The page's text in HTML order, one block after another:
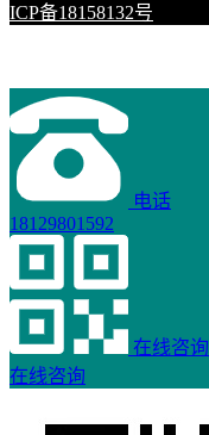
ICP备18158132号
电话
18129801592
在线咨询
在线咨询